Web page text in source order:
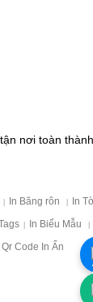
nơi toàn
In Băng rôn In
In Biểu Mẫu
Code In Ấn